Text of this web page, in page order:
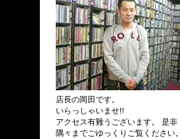
店長の岡田です。
いらっしゃいませ!!
アクセス有難うございます。 是非
隅々までごゆっくりご覧ください。